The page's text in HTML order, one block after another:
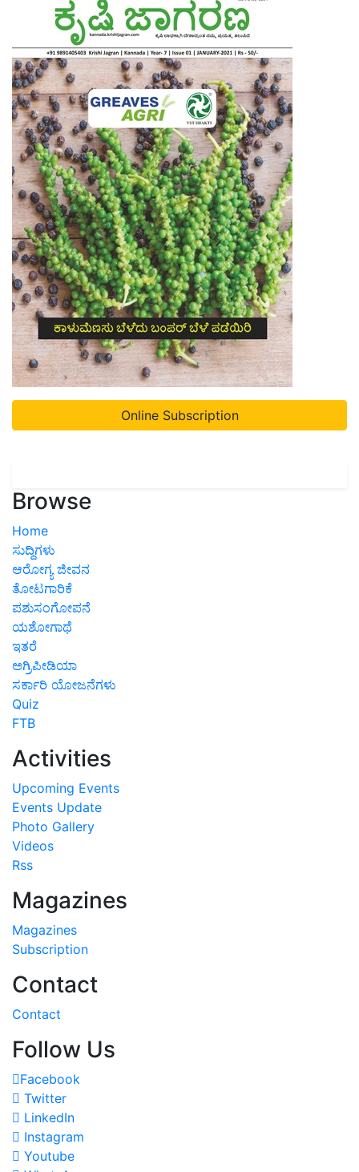
Online Subscription
Browse
Home
ಸುದ್ದಿಗಳು
ಆರೋಗ್ಯ ಜೀವನ
ತೋಟಗಾರಿಕೆ
ಪಶುಸಂಗೋಪನೆ
ಯಶೋಗಾಥೆ
ಇತರೆ
ಅಗ್ರಿಪೀಡಿಯಾ
ಸರ್ಕಾರಿ ಯೋಜನೆಗಳು
Quiz
FTB
Activities
Upcoming Events
Events Update
Photo Gallery
Videos
Rss
Magazines
Magazines
Subscription
Contact
Contact
Follow Us
Facebook
Twitter
LinkedIn
Instagram
Youtube